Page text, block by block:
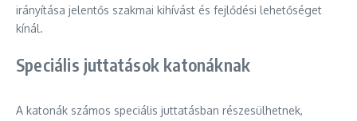
irányítása jelentős szakmai kihívást és fejlődési lehetőséget
kínál.
Speciális juttatások katonáknak
A katonák számos speciális juttatásban részesülhetnek,